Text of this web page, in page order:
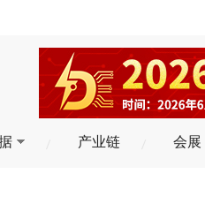
产业链 会展